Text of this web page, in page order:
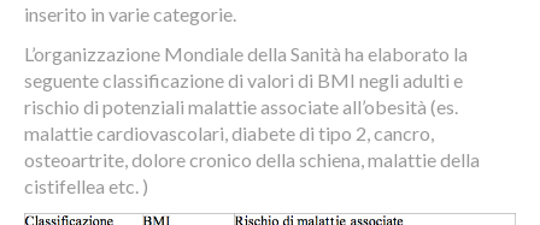
inserito in varie categorie.
L’organizzazione Mondiale della Sanità ha elaborato la
seguente classificazione di valori di BMI negli adulti e
rischio di potenziali malattie associate all’obesità (es.
malattie cardiovascolari, diabete di tipo 2, cancro,
osteoartrite, dolore cronico della schiena, malattie della
cistifellea etc. )